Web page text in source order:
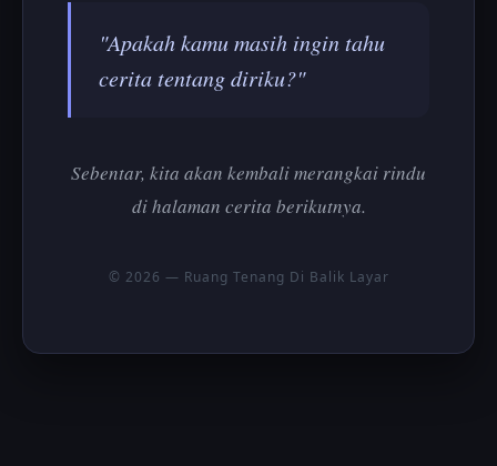
"Apakah kamu masih ingin tahu
cerita tentang diriku?"
Sebentar, kita akan kembali merangkai rindu
di halaman cerita berikutnya.
© 2026 — Ruang Tenang Di Balik Layar